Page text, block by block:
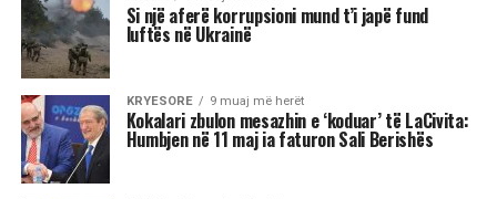
“Është ekuinoksi i vjeshtës, dita barazohet me
natën dhe na fton në reflektim”, tha Shehu, duke
nënvizuar se kjo javë do të shënohet nga
tensione, lëvizje të papritura, dinamizëm në
marrëdhënie dhe sfida ekonomike. Për disa
shenja, kjo është një javë premtuese që hap dyer